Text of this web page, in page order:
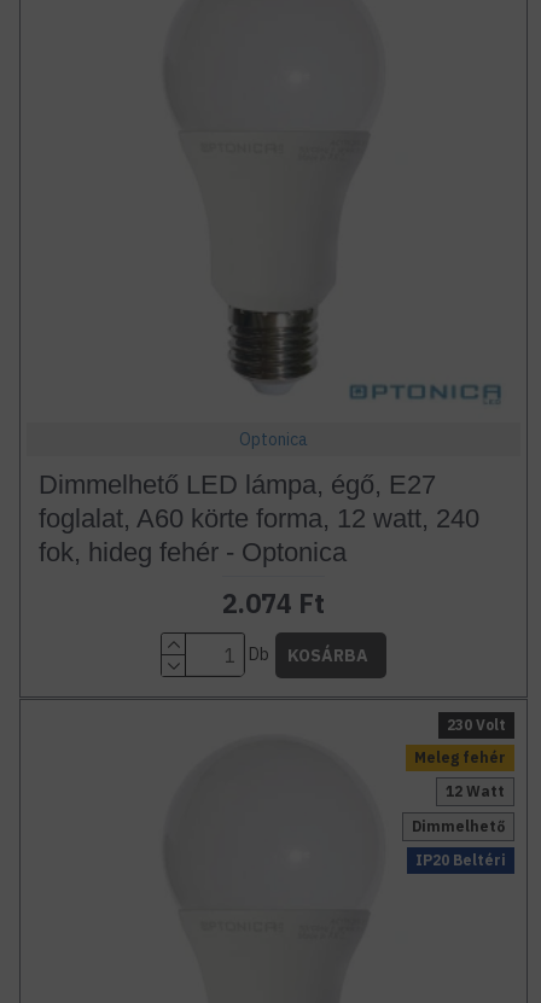
Optonica
Dimmelhető LED lámpa, égő, E27
foglalat, A60 körte forma, 12 watt, 240
fok, hideg fehér - Optonica
2.074 Ft
Db KOSÁRBA
Meleg fehér
IP20 Beltéri
12 Watt
Dimmelhető
230 Volt